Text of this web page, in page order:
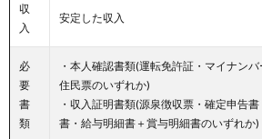
収
入
安定した収入
必
要
書
類
・本人確認書類(運転免許証・マイナン
住民票のいずれか)
・収入証明書類(源泉徴収票・確定申告
書・給与明細書＋賞与明細書のいずれか)